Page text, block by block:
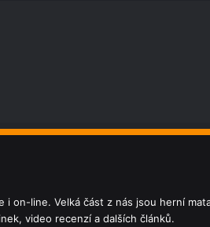
on-line. Velká část z nás jsou herní
video recenzí a dalších článků.